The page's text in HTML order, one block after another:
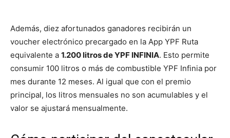
Además, diez afortunados ganadores recibirán un
voucher electrónico precargado en la App YPF Ruta
equivalente a 1.200 litros de YPF INFINIA. Esto permite
consumir 100 litros o más de combustible YPF Infinia por
mes durante 12 meses. Al igual que con el premio
principal, los litros mensuales no son acumulables y el
valor se ajustará mensualmente.